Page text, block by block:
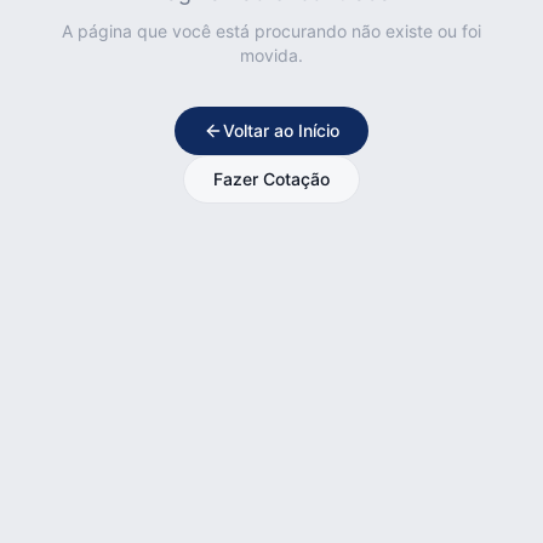
A página que você está procurando não existe ou foi
movida.
Voltar ao Início
Fazer Cotação